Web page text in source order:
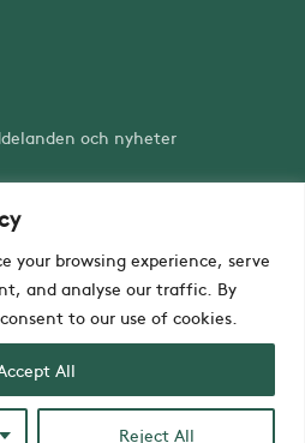
your browsing experience, serve
and analyse our traffic. By
to our use of cookies.
Reject All
All
och nyheter